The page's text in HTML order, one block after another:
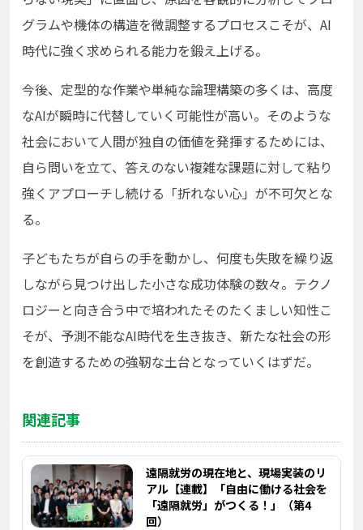
グラムや機体の構造を微調整するプロセスこそが、AI
時代に強く求められる能力を鍛え上げる。
今後、定型的な作業や単純な論理構築の多くは、高度
なAIが瞬時に代替していく可能性が高い。そのような
社会において人間が独自の価値を発揮するためには、
自ら問いを立て、答えのない複雑な課題に対して粘り
強くアプローチし続ける「折れない心」が不可欠とな
る。
子どもたちが自らの手を動かし、何度も失敗を繰り返
しながら見つけ出した小さな成功体験の数々。テクノ
ロジーと向き合う中で培われたそのたくましい知性こ
そが、予測不能なAI時代を生き抜き、新たな社会の形
を創造するための強靭な土台となっていくはずだ。
関連記事
遠隔就労の現在地と、現場実装のリ
アル【連載】「自由に働ける社会を
「遠隔就労」がつくる！」（第4
回）